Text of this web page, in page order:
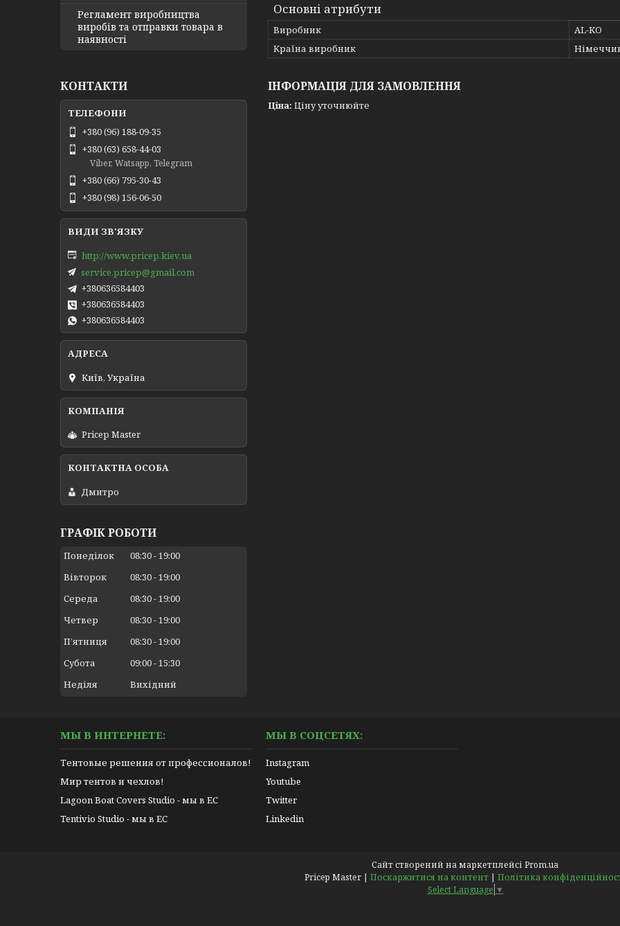
Основні атрибути
Виробник
AL-KO
Країна виробник
ІНФОРМАЦІЯ ДЛЯ ЗАМОВЛЕННЯ
Ціна: Ціну уточнюйте
Регламент виробництва
виробів та отправки товара в
наявності
КОНТАКТИ
+380 (96) 188-09-35
+380 (63) 658-44-03
Viber, Watsapp, Telegram
+380 (66) 795-30-43
+380 (98) 156-06-50
http://www.pricep.kiev.ua
service.pricep@gmail.com
+380636584403
+380636584403
+380636584403
Київ, Україна
Pricep Master
Дмитро
ГРАФІК РОБОТИ
Понеділок 08:30 19:00
Вівторок
08:30 19:00
Середа
08:30 19:00
Четвер
08:30 19:00
Пʼятниця
08:30 19:00
Субота
09:00 15:30
Неділя
Вихідний
МЫ В ИНТЕРНЕТЕ:
Тентовые решения от профессионалов!
Мир тентов и чехлов!
Lagoon Boat Covers Studio - мы в ЕС
Tentivio Studio - мы в ЕС
МЫ В СОЦСЕТЯХ:
Instagram
Youtube
Twitter
Linkedin
Сайт створений на маркетплейсі Prom.ua
Pricep Master | Поскаржитися на контент | Політика
Select Language ▼